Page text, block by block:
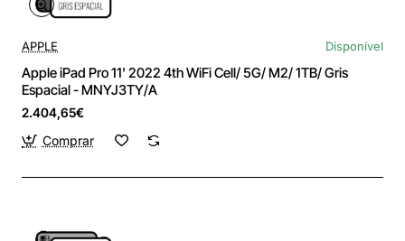
APPLE Disponível
Apple iPad Pro 11' 2022 4th WiFi Cell/ 5G/ M2/ 1TB/ Gris
Espacial - MNYJ3TY/A
2.404,65€
Comprar